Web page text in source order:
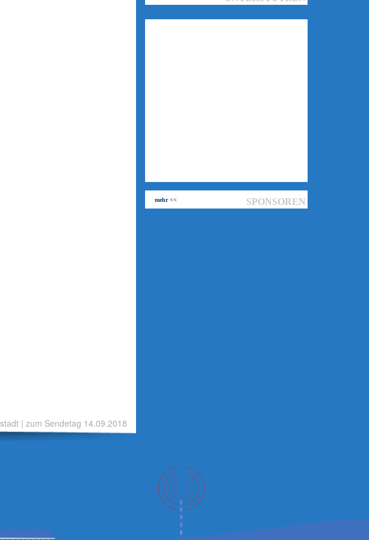
| zum Sendetag 14.09.2018
SPONSOREN
mehr <<